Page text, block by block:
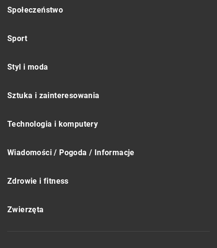
Społeczeństwo
Sport
Styl i moda
Sztuka i zainteresowania
Technologia i komputery
Wiadomości / Pogoda / Informacje
Zdrowie i fitness
Zwierzęta